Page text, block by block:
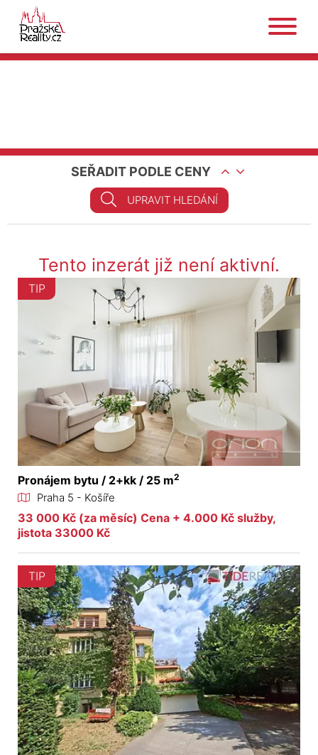
SEŘADIT PODLE CENY
UPRAVIT HLEDÁNÍ
Tento inzerát již není aktivní.
TIP
Pronájem bytu / 2+kk / 25 m2
Praha 5 - Košíře
33 000 Kč (za měsíc) Cena + 4.000 Kč služby,
jistota 33000 Kč
TIP